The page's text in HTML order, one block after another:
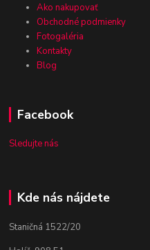
Ako nakupovať
Obchodné podmienky
Fotogaléria
Kontakty
Blog
Facebook
Sledujte nás
Kde nás nájdete
Staničná 1522/20